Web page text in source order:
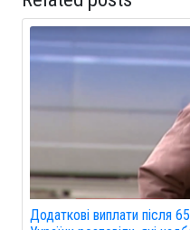
Додаткові виплати після